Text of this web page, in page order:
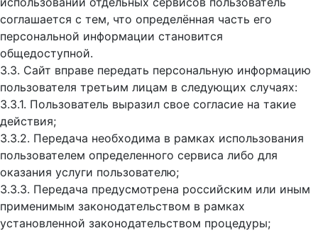
соглашается с тем, что определённая часть его
персональной информации становится
общедоступной.
3.3. Сайт вправе передать персональную информацию
пользователя третьим лицам в следующих случаях:
3.3.1. Пользователь выразил свое согласие на такие
действия;
3.3.2. Передача необходима в рамках использования
пользователем определенного сервиса либо для
оказания услуги пользователю;
3.3.3. Передача предусмотрена российским или иным
применимым законодательством в рамках
установленной законодательством процедуры;